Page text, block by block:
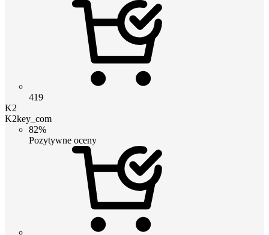
419
K2
K2key_com
82%
Pozytywne oceny